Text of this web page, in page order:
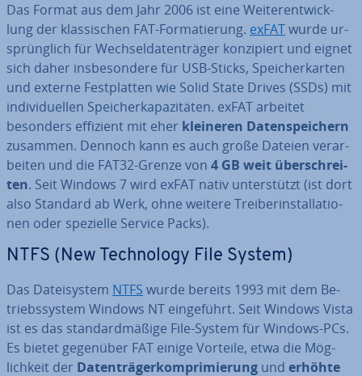
Das Format aus dem Jahr 2006 ist eine Wei­ter­ent­wick­
lung der klas­si­schen FAT-For­ma­tie­rung. exFATwurde ur­
sprüng­lich für Wech­sel­da­ten­trä­ger kon­zi­piert und eignet
sich daher ins­be­son­de­re für USB-Sticks, Spei­cher­kar­ten
und externe Fest­plat­ten wie Solid State Drives (SSDs) mit
in­di­vi­du­el­len Spei­cher­ka­pa­zi­tä­ten. exFAT arbeitet
besonders effizient mit eher kleineren Da­ten­spei­chern
zusammen. Dennoch kann es auch große Dateien ver­ar­
bei­ten und die FAT32-Grenze von 4 GB weit über­schrei­
ten. Seit Windows 7 wird exFAT nativ un­ter­stützt (ist dort
also Standard ab Werk, ohne weitere Trei­ber­instal­la­tio­
nen oder spezielle Service Packs).
NTFS (New Tech­no­lo­gy File System)
Das Da­tei­sys­tem NTFS wurde bereits 1993 mit dem Be­
triebs­sys­tem Windows NT ein­ge­führt. Seit Windows Vista
ist es das stan­dard­mä­ßi­ge File-System für Windows-PCs.
Es bietet gegenüber FAT einige Vorteile, etwa die Mög­
lich­keit der Da­ten­trä­ger­kom­pri­mie­rung und erhöhte